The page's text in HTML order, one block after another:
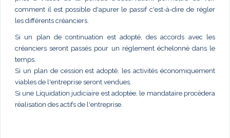
comment il est possible d'apurer le passif c'est-à-dire de régler
les différents créanciers.
Si un plan de continuation est adopté, des accords avec les
créanciers seront passés pour un réglement échelonné dans le
temps.
Si un plan de cession est adopté, les activités économiquement
viables de l'entreprise seront vendues.
Si une Liquidation judiciaire est adoptée, le mandataire procèdera
réalisation des actifs de l'entreprise.